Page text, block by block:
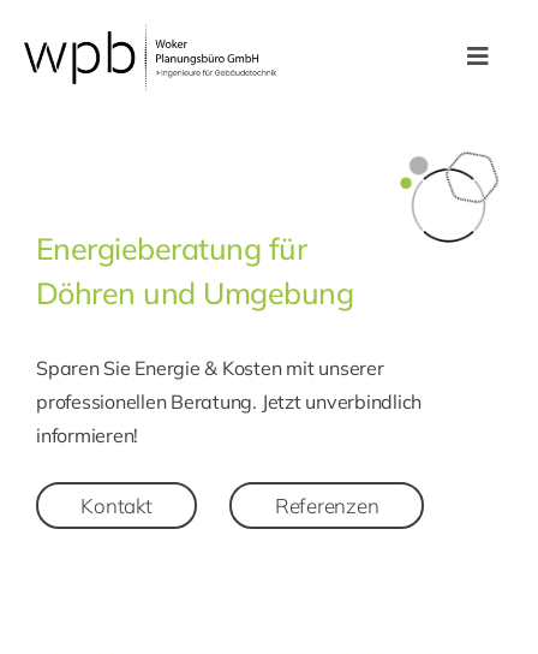
Inhalt
springen
Toggle
Unternehmen
Karriere
Kontakt
Energieberatung für
Döhren und Umgebung
Sparen Sie Energie & Kosten mit unserer
professionellen Beratung. Jetzt unverbindlich
informieren!
Kontakt Referenzen